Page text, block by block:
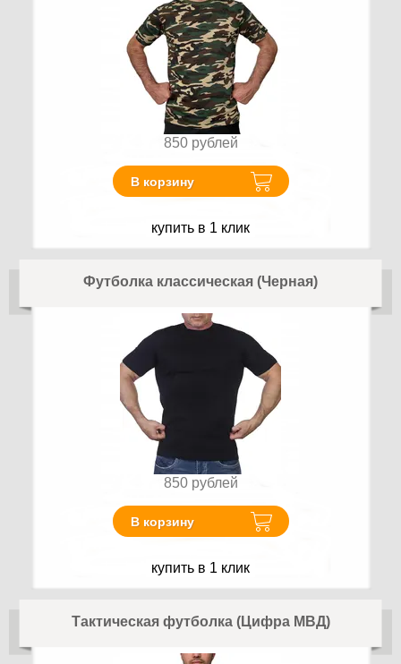
850 рублей
В корзину
купить в 1 клик
Футболка классическая (Черная)
850 рублей
В корзину
купить в 1 клик
Тактическая футболка (Цифра МВД)